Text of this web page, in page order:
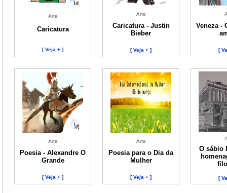
Arte
Caricatura
[ Veja + ]
Arte
Caricatura - Justin
Bieber
[ Veja + ]
Veneza -
[
Arte
Poesia - Alexandre O
Grande
[ Veja + ]
Arte
Poesia para o Dia da
Mulher
[ Veja + ]
O sábio
[